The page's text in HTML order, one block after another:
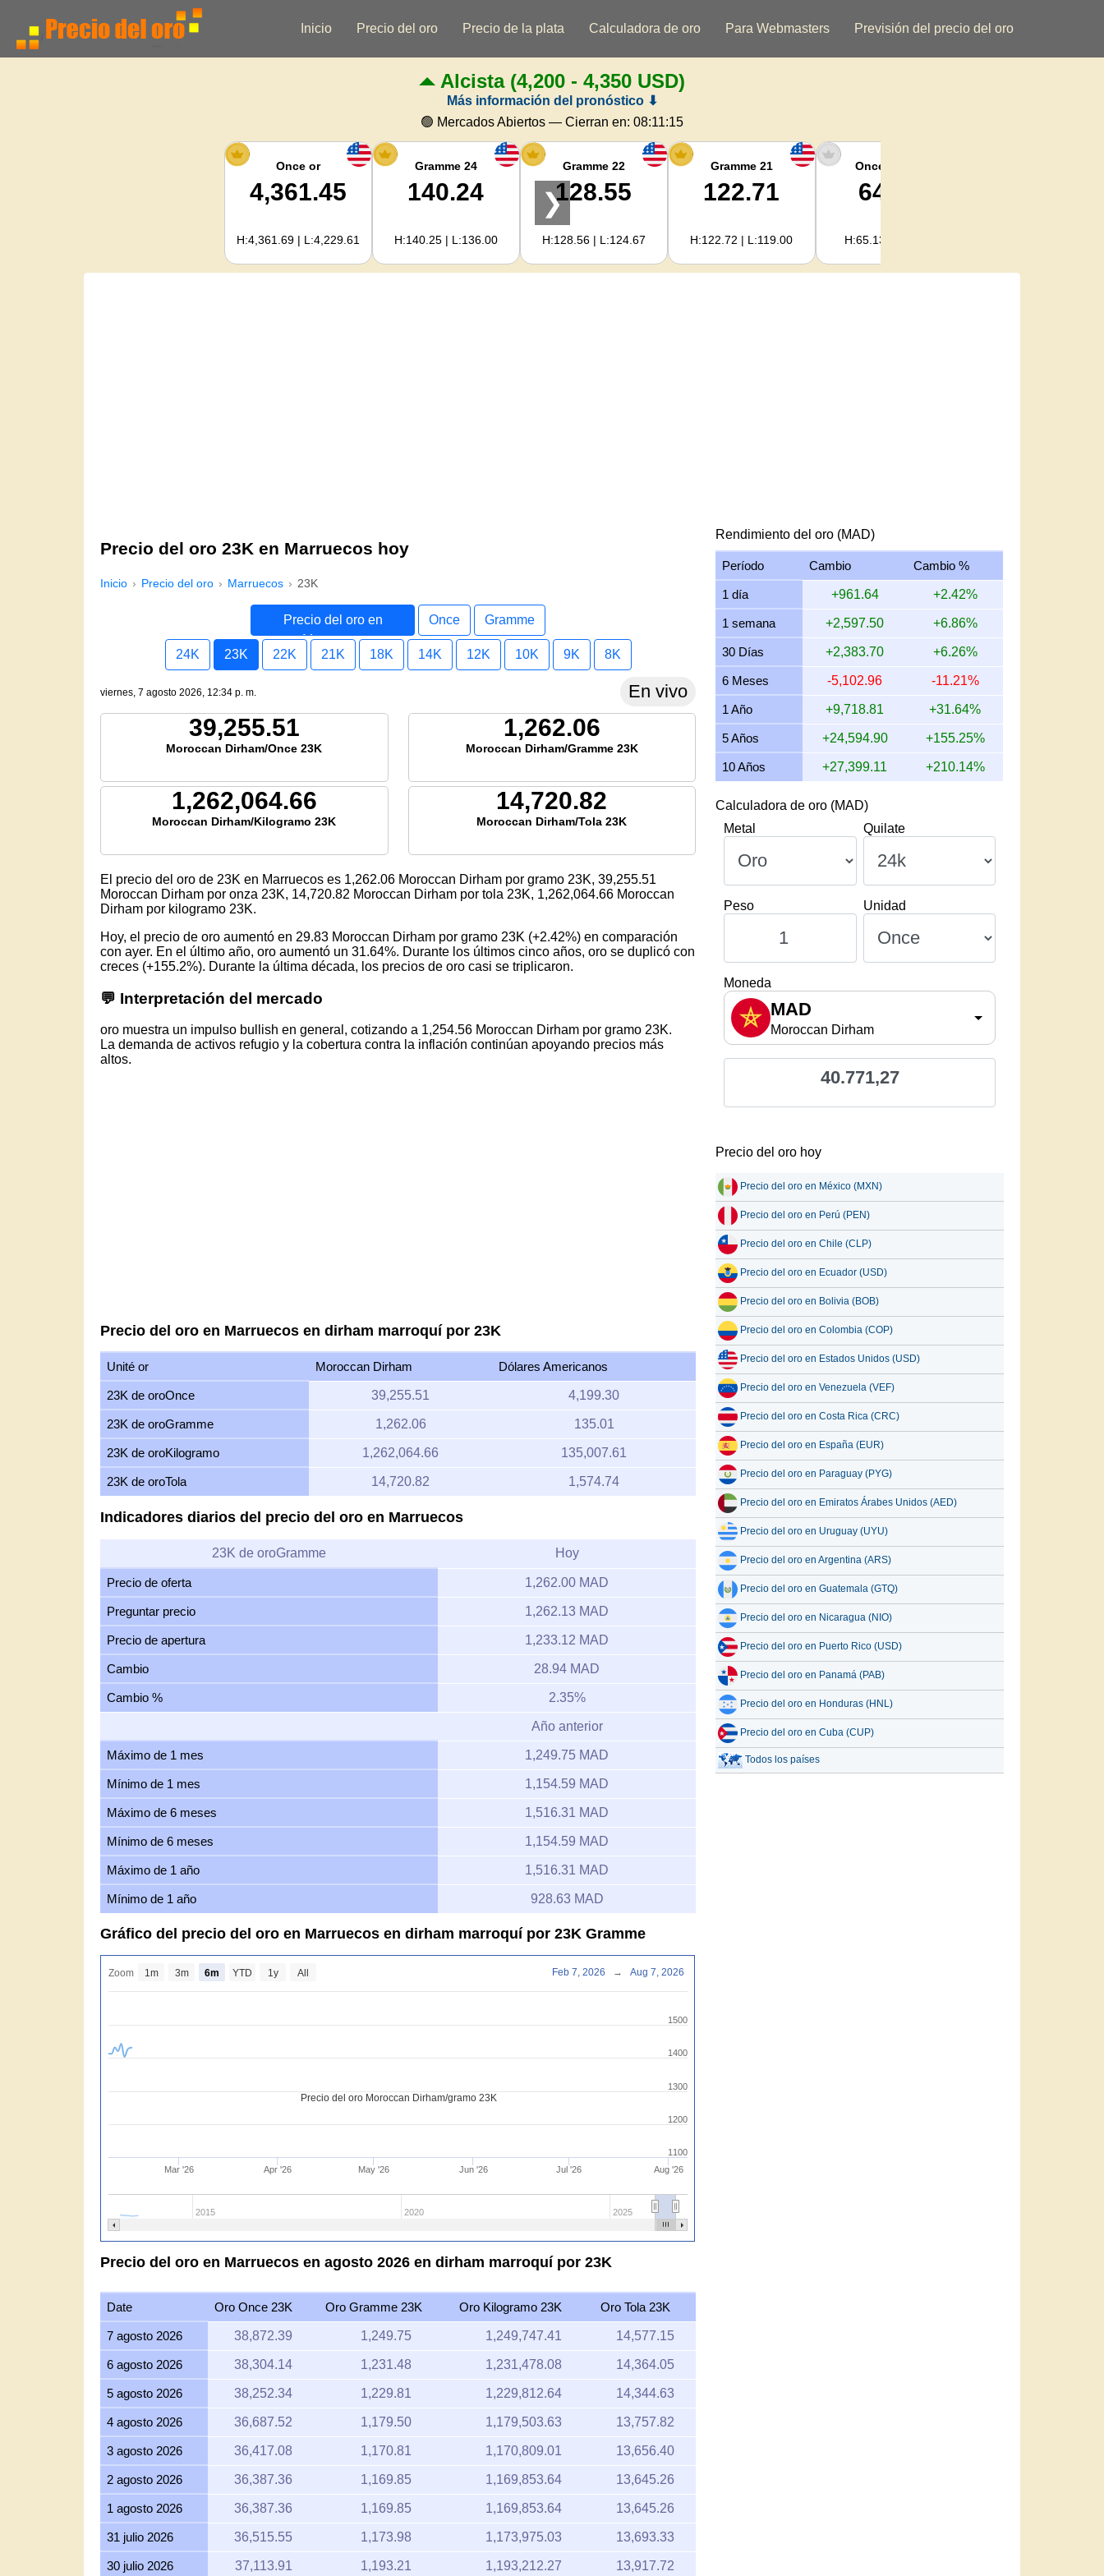
Inicio Precio del oro Precio de la plata Calculadora de oro Para Webmasters Previsión del precio del oro
Alcista(4,200 - 4,350 USD)
Más información del pronóstico ⬇
🟢 Mercados Abiertos — Cierran en: 08:11:15
Once or
4,361.45
H:4,361.69 | L:4,229.61
Gramme 24
140.24
H:140.25 | L:136.00
Gramme 22
128.55
H:128.56 | L:124.67
Gramme 21
122.71
H:122.72 | L:119.00
Once argent
64.78
H:65.13 | L:61.15
❯
Precio del oro 23K en Marruecos hoy
Inicio Precio del oro Marruecos 23K
Precio del oro en
Marruecos
Once Gramme
24K 23K 22K 21K 18K 14K 12K 10K 9K 8K
viernes, 7 agosto 2026, 12:34 p. m. En vivo
39,255.51
Moroccan Dirham/Once 23K
1,262.06
Moroccan Dirham/Gramme 23K
1,262,064.66
Moroccan Dirham/Kilogramo 23K
14,720.82
Moroccan Dirham/Tola 23K
El precio del oro de 23K en Marruecos es 1,262.06 Moroccan Dirham por gramo 23K, 39,255.51
Moroccan Dirham por onza 23K, 14,720.82 Moroccan Dirham por tola 23K, 1,262,064.66 Moroccan
Dirham por kilogramo 23K.
Hoy, el precio de oro aumentó en 29.83 Moroccan Dirham por gramo 23K (+2.42%) en comparación
con ayer. En el último año, oro aumentó un 31.64%. Durante los últimos cinco años, oro se duplicó con
creces (+155.2%). Durante la última década, los precios de oro casi se triplicaron.
💬 Interpretación del mercado
oro muestra un impulso bullish en general, cotizando a 1,254.56 Moroccan Dirham por gramo 23K.
La demanda de activos refugio y la cobertura contra la inflación continúan apoyando precios más
altos.
Precio del oro en Marruecos en dirham marroquí por 23K
Unité or Moroccan Dirham Dólares Americanos
23K de oroOnce 39,255.51 4,199.30
23K de oroGramme 1,262.06 135.01
23K de oroKilogramo 1,262,064.66 135,007.61
23K de oroTola 14,720.82 1,574.74
Indicadores diarios del precio del oro en Marruecos
23K de oroGramme Hoy
Precio de oferta 1,262.00 MAD
Preguntar precio 1,262.13 MAD
Precio de apertura 1,233.12 MAD
Cambio 28.94 MAD
Cambio % 2.35%
Año anterior
Máximo de 1 mes 1,249.75 MAD
Mínimo de 1 mes 1,154.59 MAD
Máximo de 6 meses 1,516.31 MAD
Mínimo de 6 meses 1,154.59 MAD
Máximo de 1 año 1,516.31 MAD
Mínimo de 1 año 928.63 MAD
Gráfico del precio del oro en Marruecos en dirham marroquí por 23K Gramme
Precio del oro Moroccan Dirham/gramo 23K
Mar '26 Apr '26 May '26 Jun '26 Jul '26 Aug '26
2015 2020 2025
1100
1200
1300
1400
1500
Zoom 1m 3m 6m YTD 1y All Feb 7, 2026 → Aug 7, 2026
Precio del oro en Marruecos en agosto 2026 en dirham marroquí por 23K
Date Oro Once 23K Oro Gramme 23K Oro Kilogramo 23K Oro Tola 23K
7 agosto 2026 38,872.39 1,249.75 1,249,747.41 14,577.15
6 agosto 2026 38,304.14 1,231.48 1,231,478.08 14,364.05
5 agosto 2026 38,252.34 1,229.81 1,229,812.64 14,344.63
4 agosto 2026 36,687.52 1,179.50 1,179,503.63 13,757.82
3 agosto 2026 36,417.08 1,170.81 1,170,809.01 13,656.40
2 agosto 2026 36,387.36 1,169.85 1,169,853.64 13,645.26
1 agosto 2026 36,387.36 1,169.85 1,169,853.64 13,645.26
31 julio 2026 36,515.55 1,173.98 1,173,975.03 13,693.33
30 julio 2026 37,113.91 1,193.21 1,193,212.27 13,917.72
Rendimiento del oro (MAD)
Período Cambio Cambio %
1 día +961.64 +2.42%
1 semana +2,597.50 +6.86%
30 Días +2,383.70 +6.26%
6 Meses -5,102.96 -11.21%
1 Año +9,718.81 +31.64%
5 Años +24,594.90 +155.25%
10 Años +27,399.11 +210.14%
Calculadora de oro (MAD)
Metal
Quilate
Peso Unidad
Moneda
MAD
Moroccan Dirham
40.771,27
Precio del oro hoy
Precio del oro en México (MXN)
Precio del oro en Perú (PEN)
Precio del oro en Chile (CLP)
Precio del oro en Ecuador (USD)
Precio del oro en Bolivia (BOB)
Precio del oro en Colombia (COP)
Precio del oro en Estados Unidos (USD)
Precio del oro en Venezuela (VEF)
Precio del oro en Costa Rica (CRC)
Precio del oro en España (EUR)
Precio del oro en Paraguay (PYG)
Precio del oro en Emiratos Árabes Unidos (AED)
Precio del oro en Uruguay (UYU)
Precio del oro en Argentina (ARS)
Precio del oro en Guatemala (GTQ)
Precio del oro en Nicaragua (NIO)
Precio del oro en Puerto Rico (USD)
Precio del oro en Panamá (PAB)
Precio del oro en Honduras (HNL)
Precio del oro en Cuba (CUP)
Todos los países